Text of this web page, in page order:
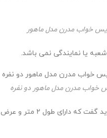
خواب مدرن مدل ماهور
یا نمایندگی نمی باشد.
مدرن مدل ماهور دو نفره
و عرض ۱۸۰ سانتیمتر است.